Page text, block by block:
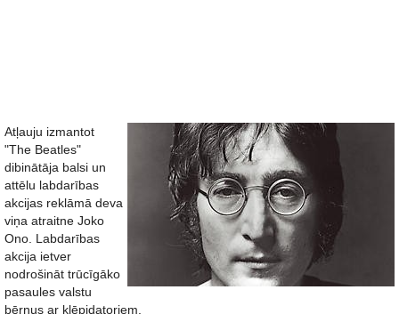
Atļauju izmantot
"The Beatles"
dibinātāja balsi un
attēlu labdarības
akcijas reklāmā deva
viņa atraitne Joko
Ono. Labdarības
akcija ietver
nodrošināt trūcīgāko
pasaules valstu
bērnus ar klēpjdatoriem.